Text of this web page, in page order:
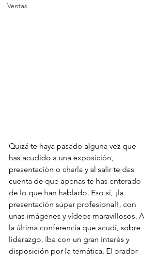
Ventas
Quizá te haya pasado alguna vez que
has acudido a una exposición,
presentación o charla y al salir te das
cuenta de que apenas te has enterado
de lo que han hablado. Eso sí, ¡la
presentación súper profesional!, con
unas imágenes y vídeos maravillosos. A
la última conferencia que acudí, sobre
liderazgo, iba con un gran interés y
disposición por la temática. El orador